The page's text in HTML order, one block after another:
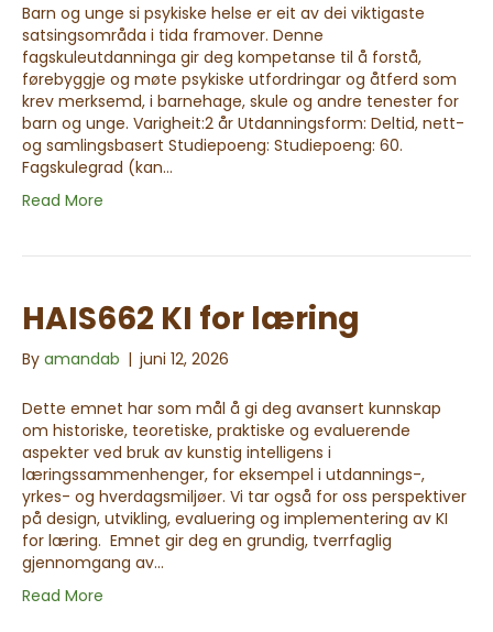
Barn og unge si psykiske helse er eit av dei viktigaste
satsingsområda i tida framover. Denne
fagskuleutdanninga gir deg kompetanse til å forstå,
førebyggje og møte psykiske utfordringar og åtferd som
krev merksemd, i barnehage, skule og andre tenester for
barn og unge. Varigheit:2 år Utdanningsform: Deltid, nett-
og samlingsbasert Studiepoeng: Studiepoeng: 60.
Fagskulegrad (kan…
Read More
HAIS662 KI for læring
By amandab | juni 12, 2026
Dette emnet har som mål å gi deg avansert kunnskap
om historiske, teoretiske, praktiske og evaluerende
aspekter ved bruk av kunstig intelligens i
læringssammenhenger, for eksempel i utdannings-,
yrkes- og hverdagsmiljøer. Vi tar også for oss perspektiver
på design, utvikling, evaluering og implementering av KI
for læring. Emnet gir deg en grundig, tverrfaglig
gjennomgang av…
Read More